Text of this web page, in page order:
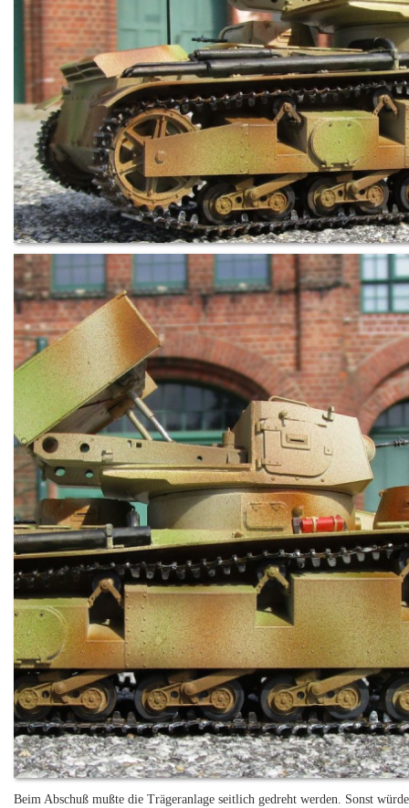
Beim Abschuß mußte die Trägeranlage seitlich gedreht werden. Sonst